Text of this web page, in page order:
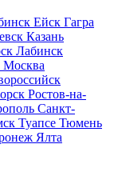
Ейск Гагра
Казань
Лабинск
Москва
Ростов-на-
Санкт-
Туапсе Тюмень
Ялта